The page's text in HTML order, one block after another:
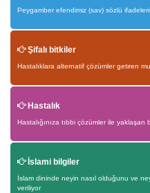
Peygamber efendimiz (sav) sözlü
Şifalı bitkiler
Hastalıklara alternatif çözümler getiren
Hastalık
Hastalığınıza tıbbi çözümler ile yaklaşan
İslami bilgiler
İslam dininde neyin nasıl olduğunu ve
veriliyor